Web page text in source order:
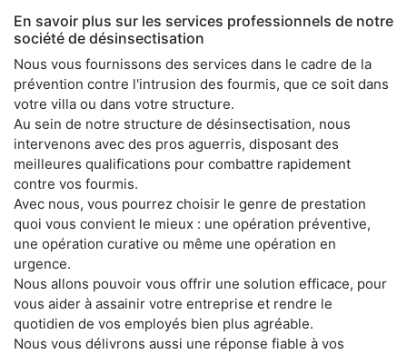
En savoir plus sur les services professionnels de notre
société de désinsectisation
Nous vous fournissons des services dans le cadre de la
prévention contre l'intrusion des fourmis, que ce soit dans
votre villa ou dans votre structure.
Au sein de notre structure de désinsectisation, nous
intervenons avec des pros aguerris, disposant des
meilleures qualifications pour combattre rapidement
contre vos fourmis.
Avec nous, vous pourrez choisir le genre de prestation
quoi vous convient le mieux : une opération préventive,
une opération curative ou même une opération en
urgence.
Nous allons pouvoir vous offrir une solution efficace, pour
vous aider à assainir votre entreprise et rendre le
quotidien de vos employés bien plus agréable.
Nous vous délivrons aussi une réponse fiable à vos